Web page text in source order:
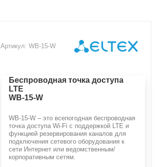
Артикул: WB-15-W
Беспроводная точка доступа
LTE
WB-15-W
WB-15-W – это всепогодная беспроводная
точка доступа Wi-Fi с поддержкой LTE и
функцией резервирования каналов для
подключения сетевого оборудования к
сети Интернет или ведомственным/
корпоративным сетям.